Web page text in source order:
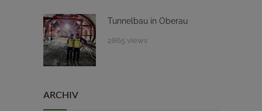
Tunnelbau in Oberau
2865 views
ARCHIV